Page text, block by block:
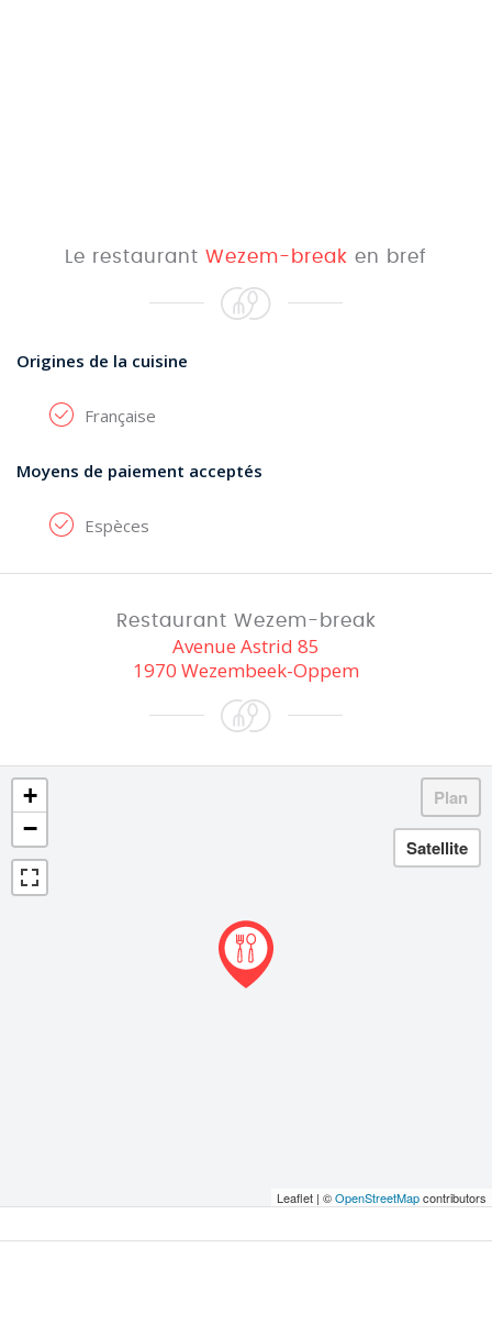
Le restaurant Wezem-break en bref
Origines de la cuisine
Française
Moyens de paiement acceptés
Espèces
Restaurant Wezem-break
Avenue Astrid 85
1970 Wezembeek-Oppem
+
−
Leaflet | ©OpenStreetMapcontributors